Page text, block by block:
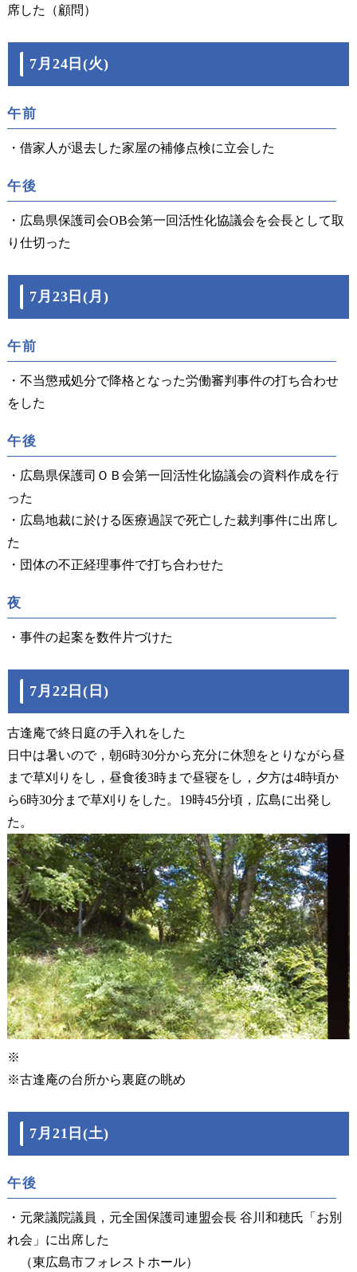
席した（顧問）
7月24日(火)
午前
・借家人が退去した家屋の補修点検に立会した
午後
・広島県保護司会OB会第一回活性化協議会を会長として取
り仕切った
7月23日(月)
午前
・不当懲戒処分で降格となった労働審判事件の打ち合わせ
をした
午後
・広島県保護司ＯＢ会第一回活性化協議会の資料作成を行
った
・広島地裁に於ける医療過誤で死亡した裁判事件に出席し
た
・団体の不正経理事件で打ち合わせた
夜
・事件の起案を数件片づけた
7月22日(日)
古逢庵で終日庭の手入れをした
日中は暑いので，朝6時30分から充分に休憩をとりながら昼
まで草刈りをし，昼食後3時まで昼寝をし，夕方は4時頃か
ら6時30分まで草刈りをした。19時45分頃，広島に出発し
た。
※
※古逢庵の台所から裏庭の眺め
7月21日(土)
午後
・元衆議院議員，元全国保護司連盟会長 谷川和穂氏「お別
れ会」に出席した
（東広島市フォレストホール）